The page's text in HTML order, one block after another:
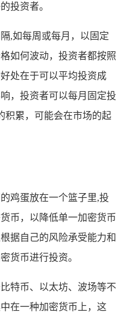
投资者。
,如每周或每月，以固定
如何波动，投资者都按照
处在于可以平均投资成
，投资者可以每月固定投
积累，可能会在市场的起
鸡蛋放在一个篮子里,投
币，以降低单一加密货币
据自己的风险承受能力和
货币进行投资。
特币、以太坊、波场等不
在一种加密货币上，这